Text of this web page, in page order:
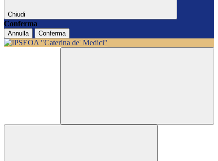
Chiudi
Conferma
Annulla Conferma